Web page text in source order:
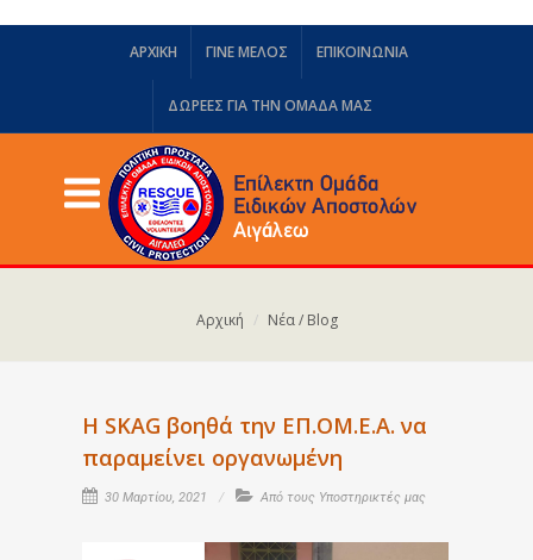
ΑΡΧΙΚΗ ΓΙΝΕ ΜΕΛΟΣ ΕΠΙΚΟΙΝΩΝΙΑ
ΔΩΡΕΈΣ ΓΙΑ ΤΗΝ ΟΜΆΔΑ ΜΑΣ
Αρχική Νέα / Blog
Η SKAG βοηθά την ΕΠ.ΟΜ.Ε.Α. να
παραμείνει οργανωμένη
30 Μαρτίου, 2021 Από τους Υποστηρικτές μας